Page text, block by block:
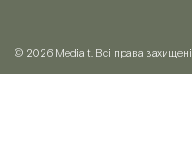
© 2026 Medialt. Всі права захищені